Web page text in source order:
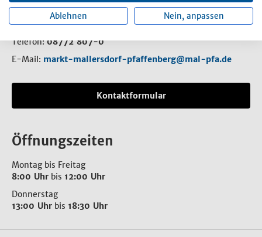
Ablehnen Nein, anpassen
Rathausplatz 1
84066 Mallersdorf-Pfaffenberg
Telefon:08772 807-0
E-Mail: markt-mallersdorf-pfaffenberg@mal-pfa.de
Kontaktformular
Öffnungszeiten
Montag bis Freitag
8:00 Uhr bis 12:00 Uhr
Donnerstag
13:00 Uhr bis 18:30 Uhr